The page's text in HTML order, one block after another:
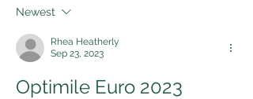
Newest
Rhea Heatherly
Sep 23, 2023
Optimile Euro 2023